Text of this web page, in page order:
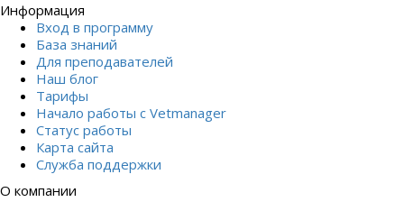
Информация
Вход в программу
База знаний
Для преподавателей
Наш блог
Тарифы
Начало работы с Vetmanager
Статус работы
Карта сайта
Служба поддержки
О компании